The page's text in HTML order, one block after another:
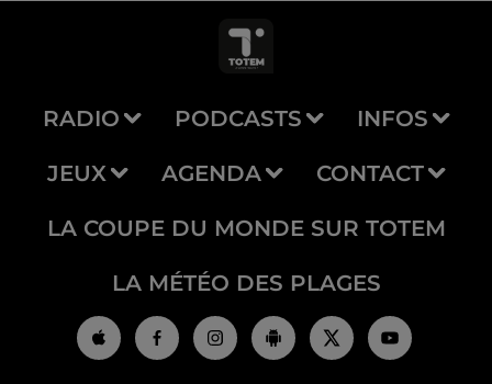
RADIO PODCASTS INFOS
JEUX AGENDA CONTACT
LA COUPE DU MONDE SUR TOTEM
LA MÉTÉO DES PLAGES